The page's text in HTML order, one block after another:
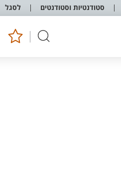
סטודנטיות וסטודנטים לסגל